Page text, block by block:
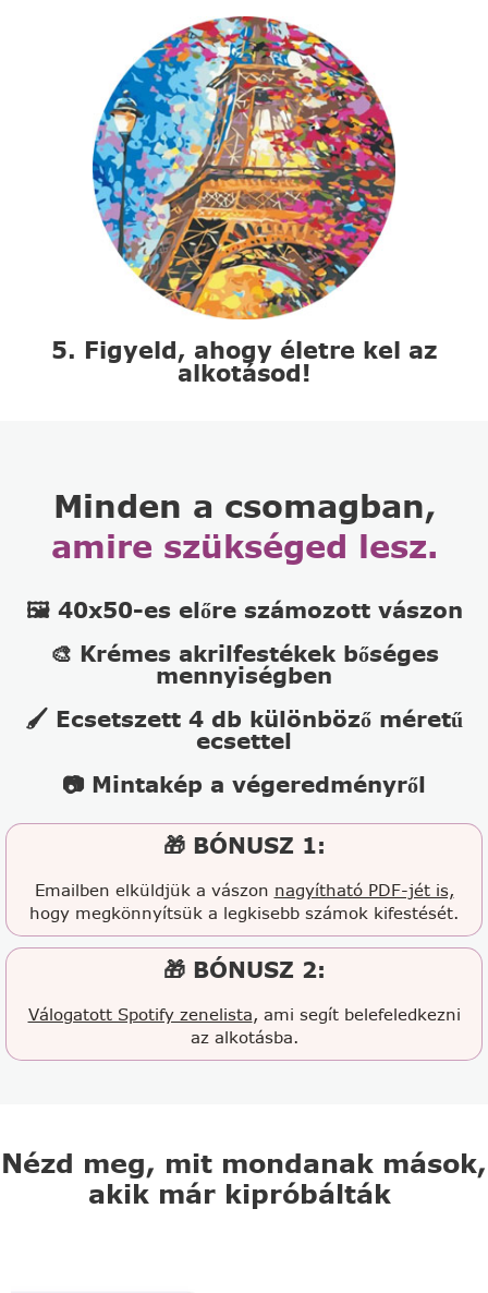
5. Figyeld, ahogy életre kel az
alkotásod!
Minden a csomagban,
amire szükséged lesz.
🖼️ 40x50-es előre számozott vászon
🎨 Krémes akrilfestékek bőséges
mennyiségben
🖌️ Ecsetszett 4 db különböző méretű
ecsettel
📷 Mintakép a végeredményről
🎁 BÓNUSZ 1:
Emailben elküldjük a vászon nagyítható PDF-jét is,
hogy megkönnyítsük a legkisebb számok kifestését.
🎁 BÓNUSZ 2:
Válogatott Spotify zenelista, ami segít belefeledkezni
az alkotásba.
Nézd meg, mit mondanak mások,
akik már kipróbálták